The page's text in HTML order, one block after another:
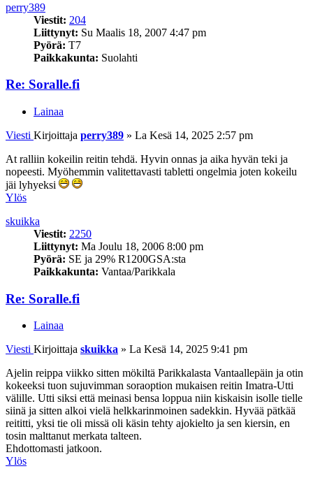
perry389
Viestit: 204
Liittynyt: Su Maalis 18, 2007 4:47 pm
Pyörä: T7
Paikkakunta: Suolahti
Re: Soralle.fi
Lainaa
Viesti Kirjoittaja perry389 » La Kesä 14, 2025 2:57 pm
At ralliin kokeilin reitin tehdä. Hyvin onnas ja aika hyvän teki ja
nopeesti. Myöhemmin valitettavasti tabletti ongelmia joten kokeilu
jäi lyhyeksi
Ylös
skuikka
Viestit: 2250
Liittynyt: Ma Joulu 18, 2006 8:00 pm
Pyörä: SE ja 29% R1200GSA:sta
Paikkakunta: Vantaa/Parikkala
Re: Soralle.fi
Lainaa
Viesti Kirjoittaja skuikka » La Kesä 14, 2025 9:41 pm
Ajelin reippa viikko sitten mökiltä Parikkalasta Vantaallepäin ja otin
kokeeksi tuon sujuvimman soraoption mukaisen reitin Imatra-Utti
välille. Utti siksi että meinasi bensa loppua niin kiskaisin isolle tielle
siinä ja sitten alkoi vielä helkkarinmoinen sadekkin. Hyvää pätkää
reititti, yksi tie oli missä oli käsin tehty ajokielto ja sen kiersin, en
tosin malttanut merkata talteen.
Ehdottomasti jatkoon.
Ylös